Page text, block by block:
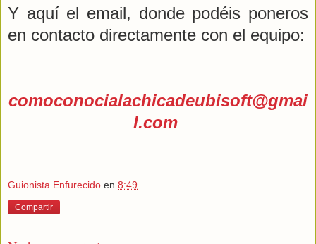
Y aquí el email, donde podéis poneros
en contacto directamente con el equipo:
comoconocialachicadeubisoft@gmai
l.com
Guionista Enfurecido en 8:49
Compartir